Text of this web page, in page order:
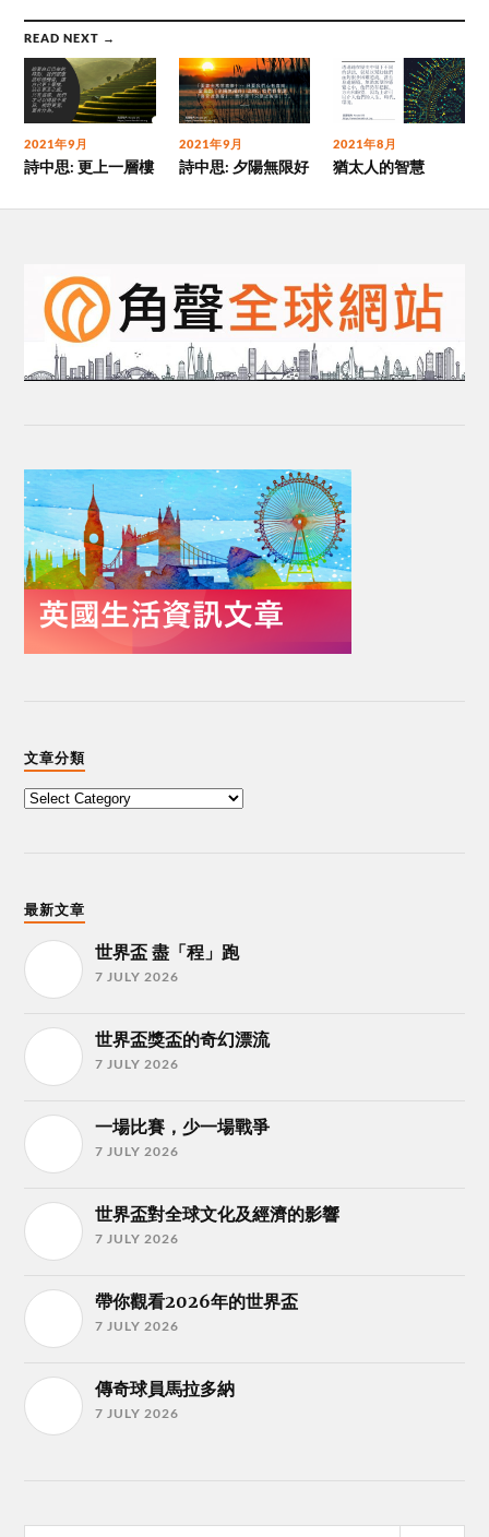
READ NEXT →
2021年9月
詩中思: 更上一層樓
2021年9月
詩中思: 夕陽無限好
2021年8月
猶太人的智慧
文章分類
最新文章
世界盃 盡「程」跑
7 JULY 2026
世界盃獎盃的奇幻漂流
7 JULY 2026
一場比賽，少一場戰爭
7 JULY 2026
世界盃對全球文化及經濟的影響
7 JULY 2026
帶你觀看2026年的世界盃
7 JULY 2026
傳奇球員馬拉多納
7 JULY 2026